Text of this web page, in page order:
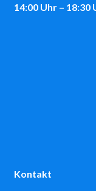
Kontakt
14:00 Uhr – 18:30